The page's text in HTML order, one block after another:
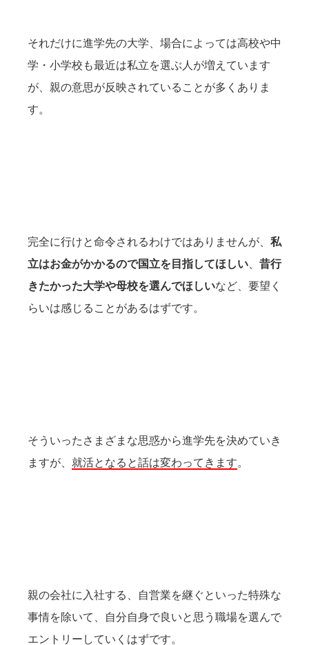
それだけに進学先の大学、場合によっては高校や中
学・小学校も最近は私立を選ぶ人が増えています
が、親の意思が反映されていることが多くありま
す。
完全に行けと命令されるわけではありませんが、 私
立はお金がかかるので国立を目指してほしい
昔行
きたかった大学や母校を選んでほしいなど、要望く
らいは感じることがあるはずです。
そういったさまざまな思惑から進学先を決めていき
ますが、 就活となると話は変わってきます。
親の会社に入社する、自営業を継ぐといった特殊な
事情を除いて、自分自身で良いと思う職場を選んで
エントリーしていくはずです。